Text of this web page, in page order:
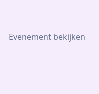
Evenement bekijken